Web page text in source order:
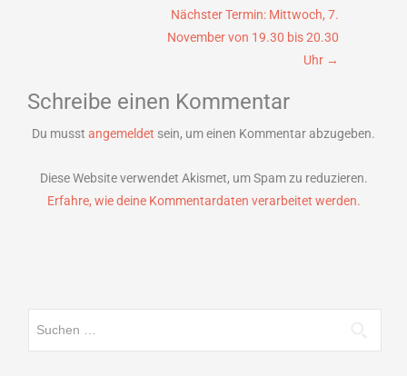
Nächster Termin: Mittwoch, 7.
November von 19.30 bis 20.30
Uhr →
Schreibe einen Kommentar
Du musst angemeldet sein, um einen Kommentar abzugeben.
Diese Website verwendet Akismet, um Spam zu reduzieren.
Erfahre, wie deine Kommentardaten verarbeitet werden.